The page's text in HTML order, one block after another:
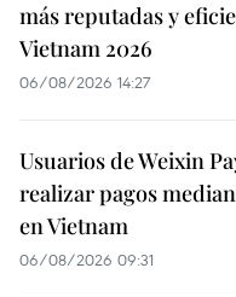
más reputadas y
Vietnam 2026
06/08/2026 14:27
Usuarios de Weixin
realizar pagos
en Vietnam
06/08/2026 09:31